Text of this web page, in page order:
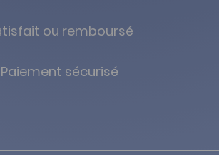
ou remboursé
Paiement sécurisé